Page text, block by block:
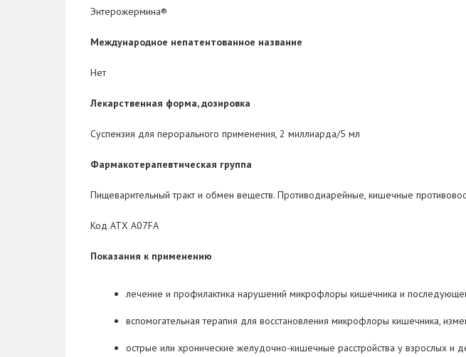
Энтерожермина®
Международное непатентованное название
Нет
Лекарственная форма, дозировка
Суспензия для перорального применения, 2 миллиарда/5 мл
Фармакотерапевтическая группа
Пищеварительный тракт и обмен веществ. Противодиарейные, кишечные
Код АТХ А07FА
Показания к применению
лечение и профилактика нарушений микрофлоры кишечника и
вспомогательная терапия для восстановления микрофлоры кишечника,
острые или хронические желудочно-кишечные расстройства у взрослых и